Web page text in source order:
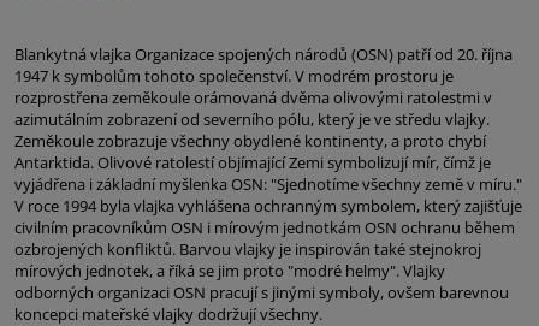
Blankytná vlajka Organizace spojených národů (OSN) patří od 20. října
1947 k symbolům tohoto společenství. V modrém prostoru je
rozprostřena zeměkoule orámovaná dvěma olivovými ratolestmi v
azimutálním zobrazení od severního pólu, který je ve středu vlajky.
Zeměkoule zobrazuje všechny obydlené kontinenty, a proto chybí
Antarktida. Olivové ratolestí objímající Zemi symbolizují mír, čímž je
vyjádřena i základní myšlenka OSN: "Sjednotíme všechny země v míru."
V roce 1994 byla vlajka vyhlášena ochranným symbolem, který zajišťuje
civilním pracovníkům OSN i mírovým jednotkám OSN ochranu během
ozbrojených konfliktů. Barvou vlajky je inspirován také stejnokroj
mírových jednotek, a říká se jim proto "modré helmy". Vlajky
odborných organizaci OSN pracují s jinými symboly, ovšem barevnou
koncepci mateřské vlajky dodržují všechny.